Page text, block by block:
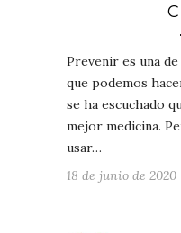
Prevenir es una de
que podemos
se ha escuchado
mejor medicina.
usar…
18 de junio de 2020